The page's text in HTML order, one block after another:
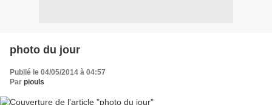
photo du jour
Publié le 04/05/2014 à 04:57
Par piouls